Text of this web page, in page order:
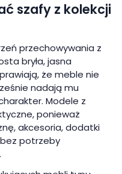
szafy z kolekcji
przechowywania z
bryła, jasna
że meble nie
nadają mu
Modele z
ponieważ
akcesoria, dodatki
potrzeby